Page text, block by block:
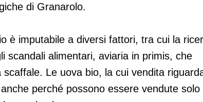
di Granarolo.
è imputabile a diversi fattori, tra cui la
scandali alimentari, aviaria in primis, che
Le uova bio, la cui vendita
perché possono essere vendute solo